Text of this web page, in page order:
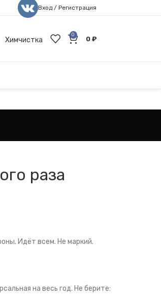
Вход / Регистрация
Химчистка
0
0 ₽
раза
Идёт всем. Не маркий.
на весь год. Не берите: